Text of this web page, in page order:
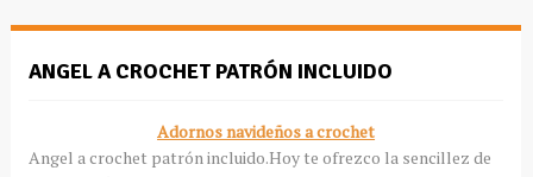
ANGEL A CROCHET PATRÓN INCLUIDO
Adornos navideños a crochet
Angel a crochet patrón incluido.Hoy te ofrezco la sencillez de